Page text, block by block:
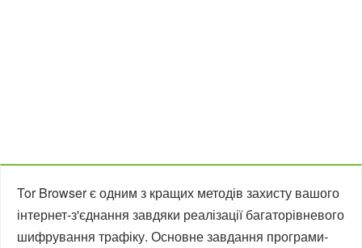
Tor Browser є одним з кращих методів захисту вашого
інтернет-з'єднання завдяки реалізації багаторівневого
шифрування трафіку. Основне завдання програми-